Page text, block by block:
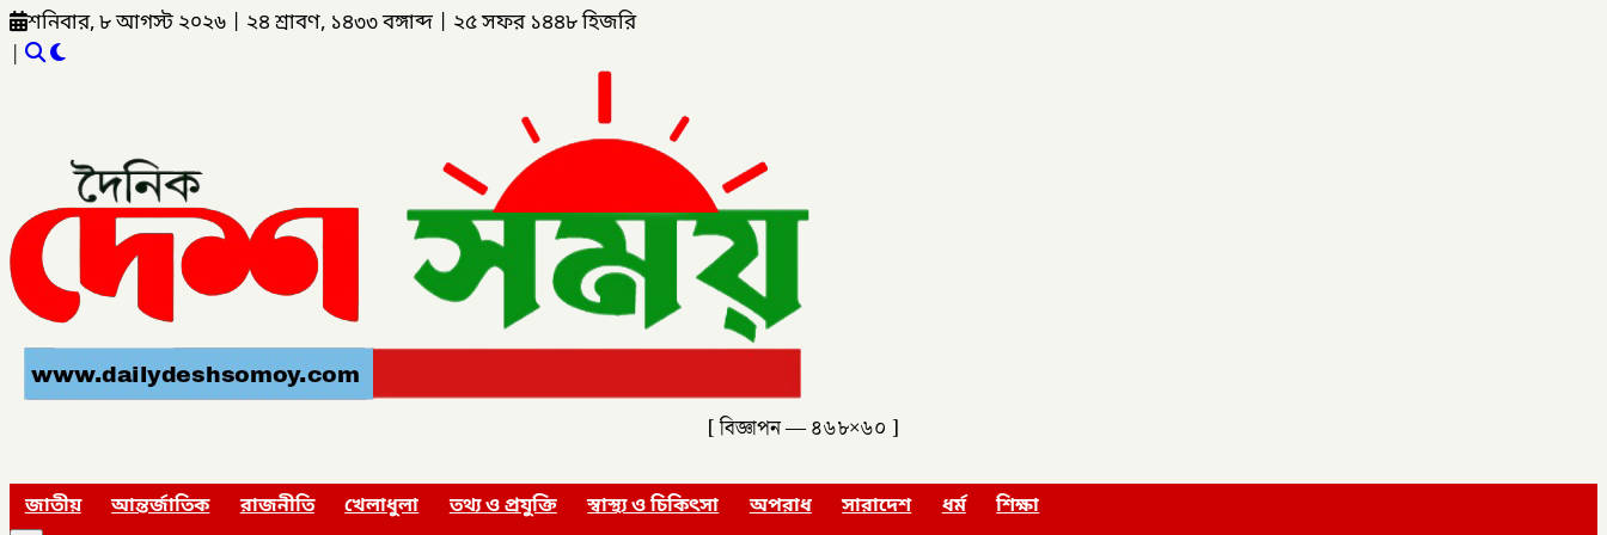
শনিবার, ৮ আগস্ট ২০২৬ ২৪ শ্রাবণ, ১৪৩৩ বঙ্গাব্দ ২৫ সফর ১৪৪৮ হিজরি
|
[ বিজ্ঞাপন — ৪৬৮×৬০ ]
জাতীয় আন্তর্জাতিক রাজনীতি খেলাধুলা তথ্য ও প্রযুক্তি স্বাস্থ্য ও চিকিৎসা অপরাধ সারাদেশ ধর্ম শিক্ষা